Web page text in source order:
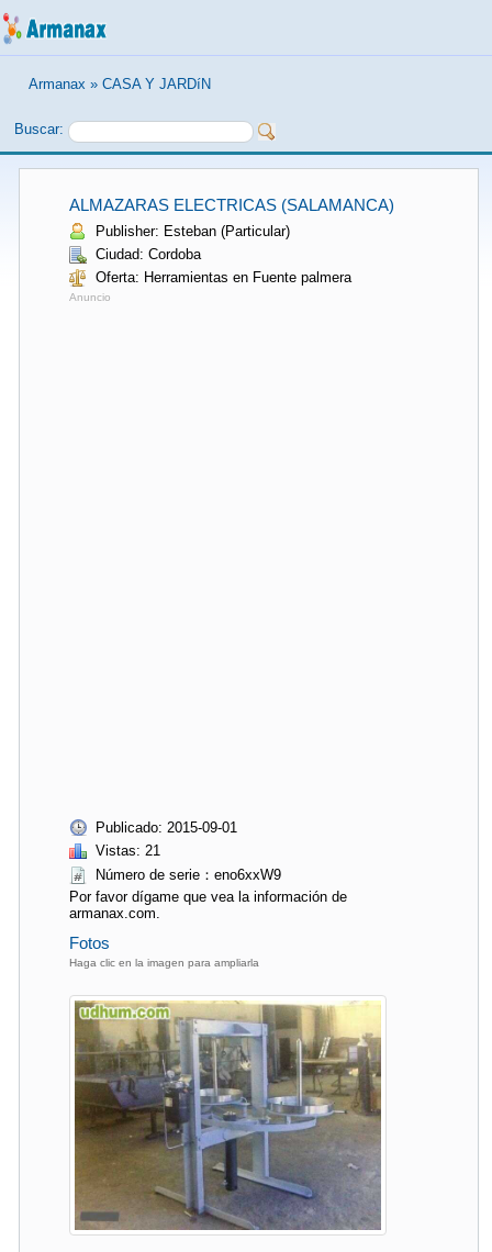
Armanax » CASA Y JARDíN
Buscar:
ALMAZARAS ELECTRICAS (SALAMANCA)
Publisher: Esteban (Particular)
Ciudad: Cordoba
Oferta: Herramientas en Fuente palmera
Anuncio
Publicado: 2015-09-01
Vistas: 21
Número de serie：eno6xxW9
Por favor dígame que vea la información de
armanax.com.
Fotos
Haga clic en la imagen para ampliarla